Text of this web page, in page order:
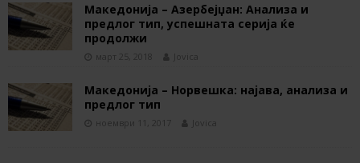
Македонија – Азербејџан: Анализа и
предлог тип, успешната серија ќе
продолжи
март 25, 2018 Jovica
Македонија – Норвешка: најава, анализа и
предлог тип
ноември 11, 2017 Jovica